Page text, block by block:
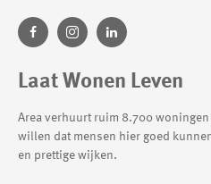
Laat Wonen Leven
Area verhuurt ruim 8.700
willen dat mensen hier goed
en prettige wijken.